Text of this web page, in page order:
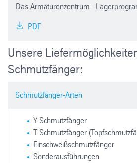
Das Armaturenzentrum -
PDF
Unsere
Schmutzfänger:
Schmutzfänger-Arten
Y-Schmutzfänger
T-Schmutzfänger
Einschweißschmutzfänger
Sonderausführungen